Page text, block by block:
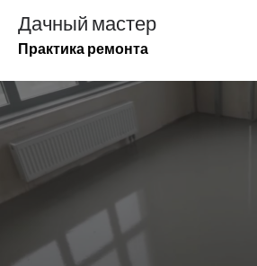
содержимому
Дачный мастер
Практика ремонта